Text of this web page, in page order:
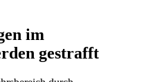
im
gestrafft